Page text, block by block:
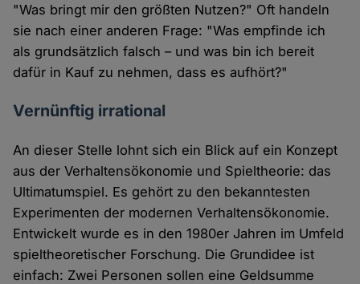
"Was bringt mir den größten Nutzen?" Oft handeln
sie nach einer anderen Frage: "Was empfinde ich
als grundsätzlich falsch – und was bin ich bereit
dafür in Kauf zu nehmen, dass es aufhört?"
Vernünftig irrational
An dieser Stelle lohnt sich ein Blick auf ein Konzept
aus der Verhaltensökonomie und Spieltheorie: das
Ultimatumspiel. Es gehört zu den bekanntesten
Experimenten der modernen Verhaltensökonomie.
Entwickelt wurde es in den 1980er Jahren im Umfeld
spieltheoretischer Forschung. Die Grundidee ist
einfach: Zwei Personen sollen eine Geldsumme